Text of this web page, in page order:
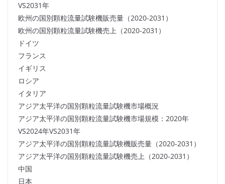
VS2031年
欧州の国別顆粒流量試験機販売量（2020-2031）
欧州の国別顆粒流量試験機売上（2020-2031）
ドイツ
フランス
イギリス
ロシア
イタリア
アジア太平洋の国別顆粒流量試験機市場概況
アジア太平洋の国別顆粒流量試験機市場規模：2020年
VS2024年VS2031年
アジア太平洋の国別顆粒流量試験機販売量（2020-2031）
アジア太平洋の国別顆粒流量試験機売上（2020-2031）
中国
日本